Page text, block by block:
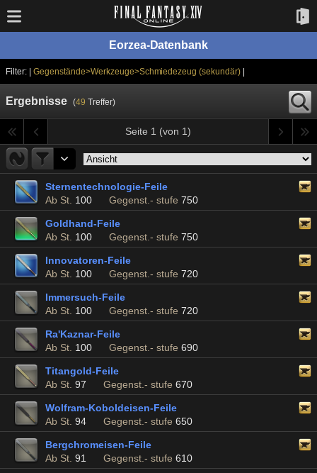
Eorzea-Datenbank
Filter: | Gegenstände>Werkzeuge>Schmiedezeug (sekundär)
Ergebnisse (49 Treffer)
Seite 1 (von 1)
Sternentechnologie-Feile
Ab St. 100 Gegenst.- stufe 750
Goldhand-Feile
Ab St. 100 Gegenst.- stufe 750
Innovatoren-Feile
Ab St. 100 Gegenst.- stufe 720
Immersuch-Feile
Ab St. 100 Gegenst.- stufe 720
Ra'Kaznar-Feile
Ab St. 100 Gegenst.- stufe 690
Titangold-Feile
Ab St. 97 Gegenst.- stufe 670
Wolfram-Koboldeisen-Feile
Ab St. 94 Gegenst.- stufe 650
Bergchromeisen-Feile
Ab St. 91 Gegenst.- stufe 610